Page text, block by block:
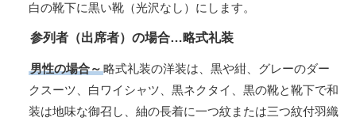
白の靴下に黒い靴（光沢なし）にします。
参列者（出席者）の場合…略式礼装
男性の場合～略式礼装の洋装は、黒や紺、グレーのダー
クスーツ、白ワイシャツ、黒ネクタイ、黒の靴と靴下で和
装は地味な御召し、紬の長着に一つ紋または三つ紋付羽織